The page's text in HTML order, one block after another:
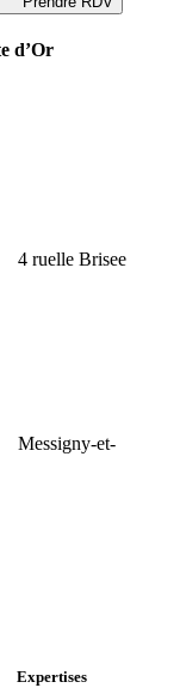
d’Or
4 ruelle Brisee
Messigny-et-
Expertises